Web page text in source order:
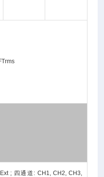
; 四通道: CH1, CH2, CH3,